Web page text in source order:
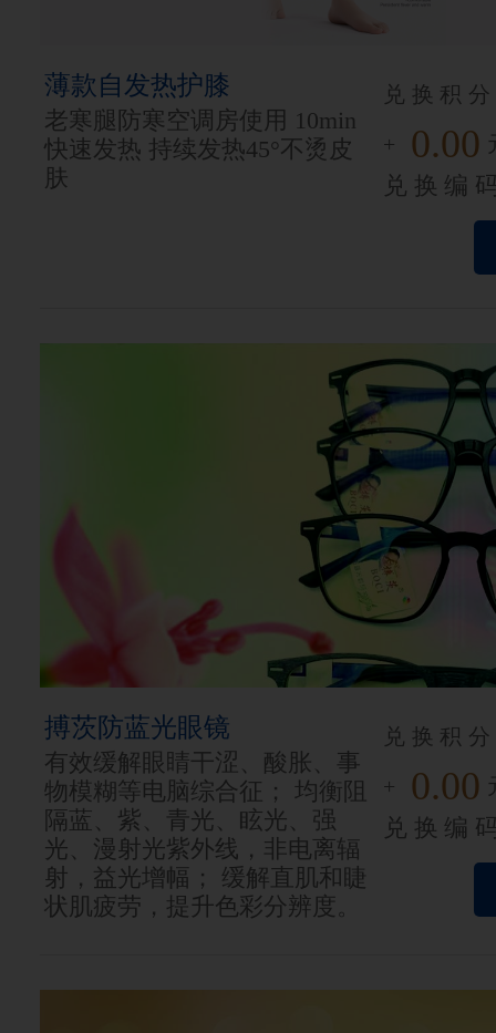
薄款自发热护膝
老寒腿防寒空调房使用 10min
快速发热 持续发热45°不烫皮
肤
兑换积
+ 0.00
兑换编
搏茨防蓝光眼镜
有效缓解眼睛干涩、酸胀、事
物模糊等电脑综合征； 均衡阻
隔蓝、紫、青光、眩光、强
光、漫射光紫外线，非电离辐
射，益光增幅； 缓解直肌和睫
状肌疲劳，提升色彩分辨度。
兑换积
+ 0.00
兑换编